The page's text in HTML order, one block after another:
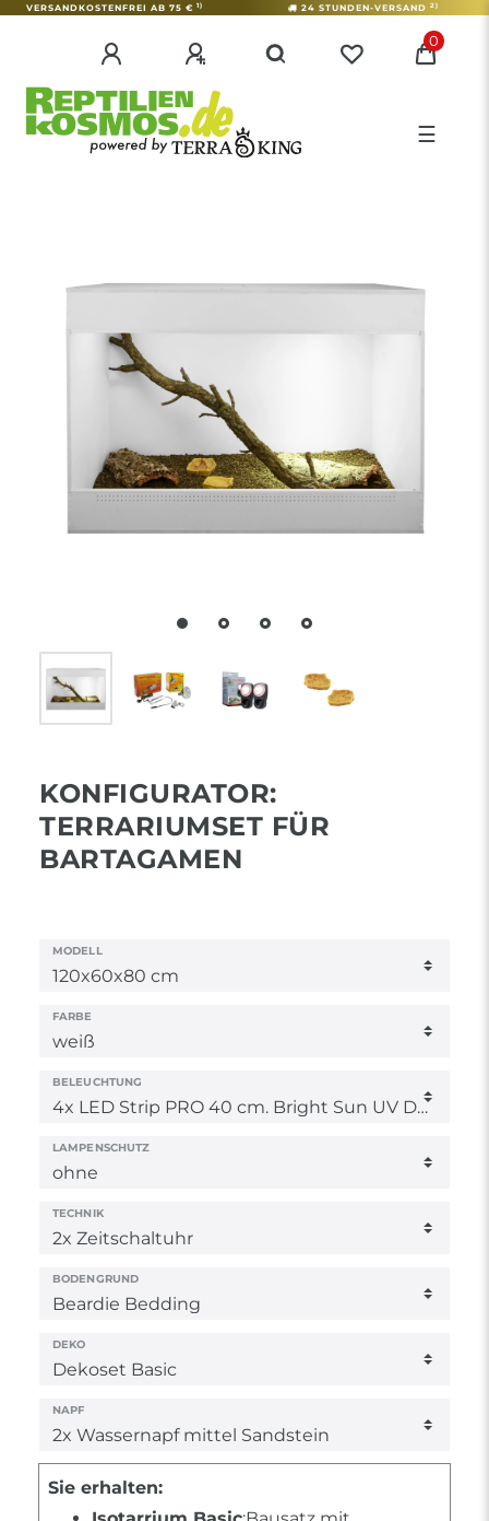
VERSANDKOSTENFREI AB 75 € 1) 24 STUNDEN-VERSAND 2)
0
☰
KONFIGURATOR:
TERRARIUMSET FÜR
BARTAGAMEN
MODELL
FARBE
BELEUCHTUNG
LAMPENSCHUTZ
TECHNIK
BODENGRUND
DEKO
NAPF
Sie erhalten: